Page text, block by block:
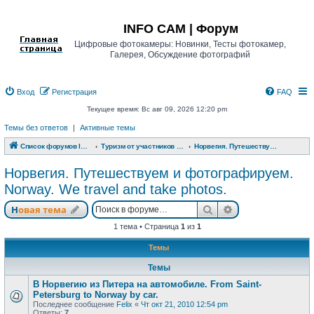
INFO CAM | Форум
Цифровые фотокамеры: Новинки, Тесты фотокамер,
Галерея, Обсуждение фотографий
Вход Регистрация FAQ
Текущее время: Вс авг 09, 2026 12:20 pm
Темы без ответов | Активные темы
Список форумов INFO CAM | Форум
Норвегия. Путешествуем и фотографируем.
Norway. We travel and take photos.
Новая тема
Новаятема ПоискРасширенный
1 тема • Страница 1 из 1
Темы
Темы
В Норвегию из Питера на автомобиле. From Saint-
Petersburg to Norway by car.
Последнее сообщение Felix « Чт окт 21, 2010 12:54 pm